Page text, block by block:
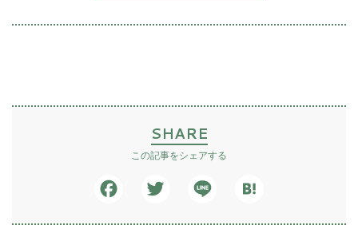
SHARE
この記事をシェアする